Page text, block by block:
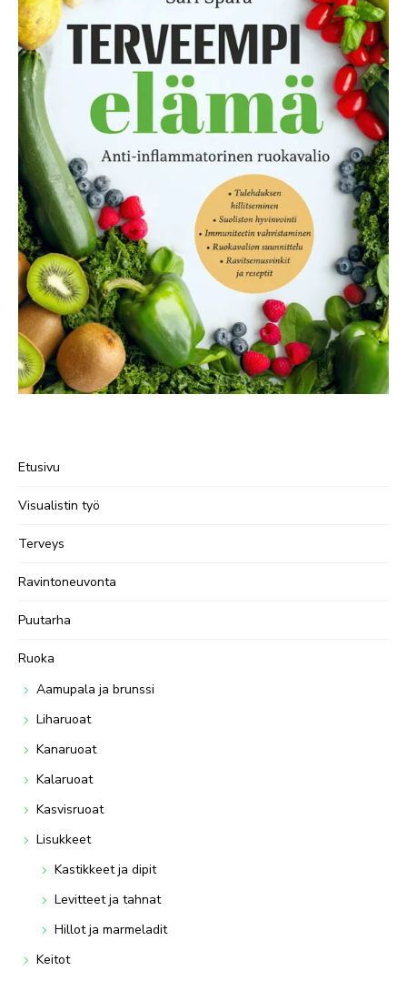
Etusivu
Visualistin työ
Terveys
Ravintoneuvonta
Puutarha
Ruoka
Aamupala ja brunssi
Liharuoat
Kanaruoat
Kalaruoat
Kasvisruoat
Lisukkeet
Kastikkeet ja dipit
Levitteet ja tahnat
Hillot ja marmeladit
Keitot